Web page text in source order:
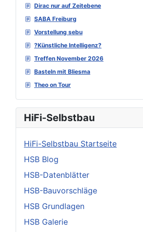
Dirac nur auf Zeitebene
SABA Freiburg
Vorstellung sebu
?Künstliche Intelligenz?
Treffen November 2026
Basteln mit Bliesma
Theo on Tour
HiFi-Selbstbau
HiFi-Selbstbau Startseite
HSB Blog
HSB-Datenblätter
HSB-Bauvorschläge
HSB Grundlagen
HSB Galerie